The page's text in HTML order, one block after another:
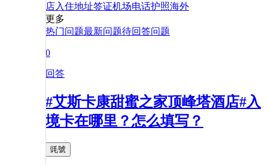
店入住地址签证机场电话护照海外
更多
热门问题最新问题待回答问题
0
回答
#艾斯卡康甜蜜之家顶峰塔酒店#入
境卡在哪里？怎么填写？
毭號